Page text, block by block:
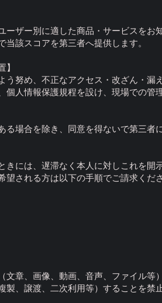
ザー別に適した商品・サービスをお
該スコアを第三者へ提供します。
】
う努め、不正なアクセス・改ざん・
人情報保護規程を設け、現場での管
場合を除き、同意を得ないで第三者
には、遅滞なく本人に対しこれを開
される方は以下の手順でご請求くださ
文章、画像、動画、音声、ファイル等
製、譲渡、二次利用等）することを